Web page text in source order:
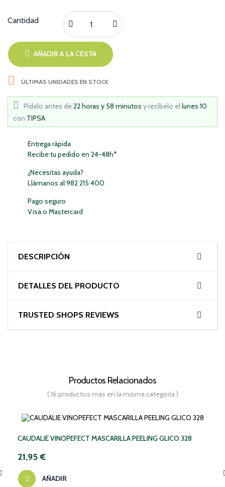
Cantidad
AÑADIR A LA CESTA
 ÚLTIMAS UNIDADES EN STOCK
Pídelo antes de22 horas y 58 minutos y recíbelo ellunes 10
con TIPSA
Entrega rápida
Recibe tu pedido en 24-48h*
¿Necesitas ayuda?
Llámanos al 982 215 400
Pago seguro
Visa o Mastercard
DESCRIPCIÓN
DETALLES DEL PRODUCTO
TRUSTED SHOPS REVIEWS
Productos Relacionados
( 16 productos más en la misma categoría )
CAUDALIE VINOPEFECT MASCARILLA PEELING GLICO 328
21,95 €
AÑADIR